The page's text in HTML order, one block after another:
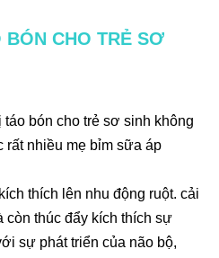
BÓN CHO TRẺ SƠ
táo bón cho trẻ sơ sinh không
nhiều mẹ bỉm sữa áp
thích lên nhu động ruột. cải
còn thúc đẩy kích thích sự
sự phát triển của não bộ,